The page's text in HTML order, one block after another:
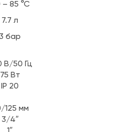
– 85 °С
7.7 л
3 бар
В/50 Гц
75 Вт
IP 20
125 мм
3/4″